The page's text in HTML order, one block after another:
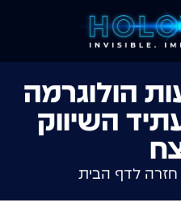
הולוגרמה
השיווק
חזרה לדף הבית